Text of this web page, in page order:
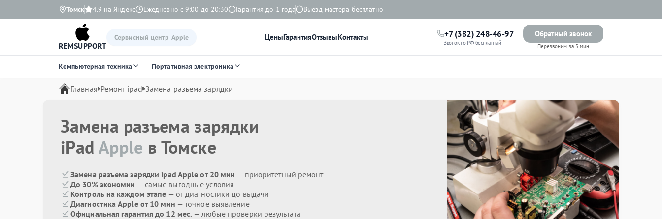
Томск 4.9 на Яндекс Ежедневно с 9:00 до 20:30 Гарантия до 1 года Выезд мастера бесплатно
REMSUPPORT
Сервисный центр Apple ЦеныГарантияОтзывыКонтакты +7 (382) 248-46-97
Звонок по РФ бесплатный
Обратный звонок
Перезвоним за 5 мин
Компьютерная техника Портативная электроника
Главная Ремонт ipad Замена разъема зарядки
Замена разъема зарядки
iPad Apple в Томске
Замена разъема зарядки ipad Apple от 20 мин — приоритетный ремонт
До 30% экономии — самые выгодные условия
Контроль на каждом этапе — от диагностики до выдачи
Диагностика Apple от 10 мин — точное выявление
Официальная гарантия до 12 мес. — любые проверки результата